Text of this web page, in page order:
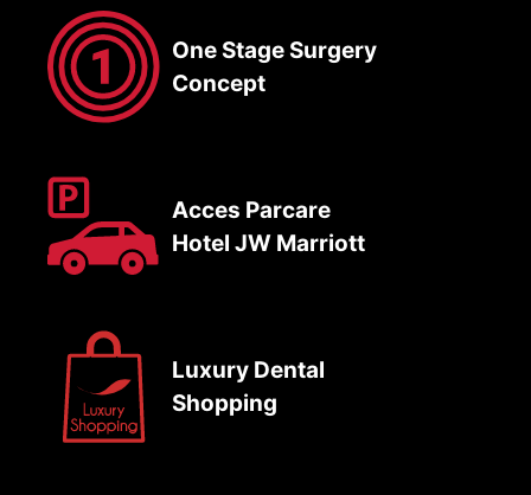
One Stage Surgery
Concept
Acces Parcare
Hotel JW Marriott
Luxury Dental
Shopping